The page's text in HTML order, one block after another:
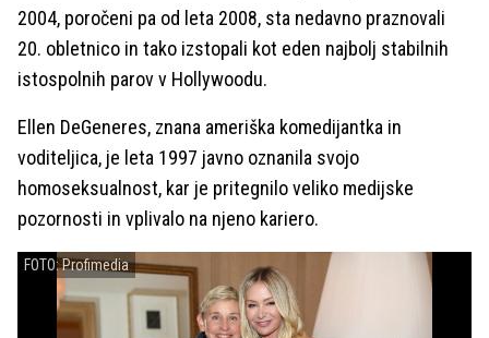
2004, poročeni pa od leta 2008, sta nedavno praznovali
20. obletnico in tako izstopali kot eden najbolj stabilnih
istospolnih parov v Hollywoodu.
Ellen DeGeneres, znana ameriška komedijantka in
voditeljica, je leta 1997 javno oznanila svojo
homoseksualnost, kar je pritegnilo veliko medijske
pozornosti in vplivalo na njeno kariero.
FOTO: Profimedia